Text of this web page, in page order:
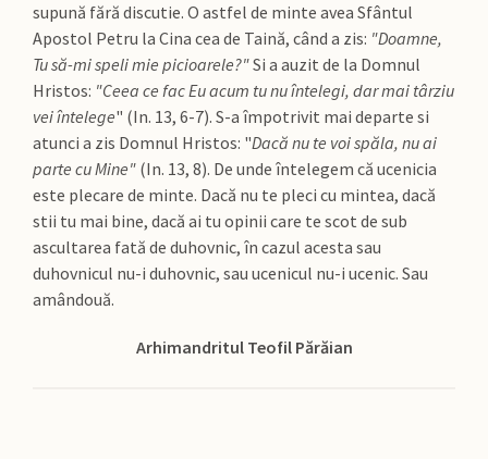
supună fără discutie. O astfel de minte avea Sfântul
Apostol Petru la Cina cea de Taină, când a zis: "Doamne,
Tu să-mi speli mie picioarele?"Si a auzit de la Domnul
Hristos: "Ceea ce fac Eu acum tu nu întelegi, dar mai târziu
vei întelege" (In. 13, 6-7). S-a împotrivit mai departe si
atunci a zis Domnul Hristos: "Dacă nu te voi spăla, nu ai
parte cu Mine" (In. 13, 8). De unde întelegem că ucenicia
este plecare de minte. Dacă nu te pleci cu mintea, dacă
stii tu mai bine, dacă ai tu opinii care te scot de sub
ascultarea fată de duhovnic, în cazul acesta sau
duhovnicul nu-i duhovnic, sau ucenicul nu-i ucenic. Sau
amândouă.
Arhimandritul Teofil Părăian